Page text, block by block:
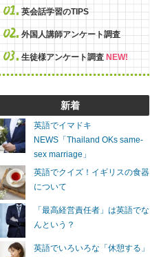
英会話学習のTIPS
外国人講師アンケート調査
生徒様アンケート調査
新着
英語でイマドキ
NEWS「Thailand OKs same-
sex marriage」
英語でクイズ！イギリスの食器
について
「最高経営責任者」は英語でな
んという？
英語でいろいろな「休憩する」